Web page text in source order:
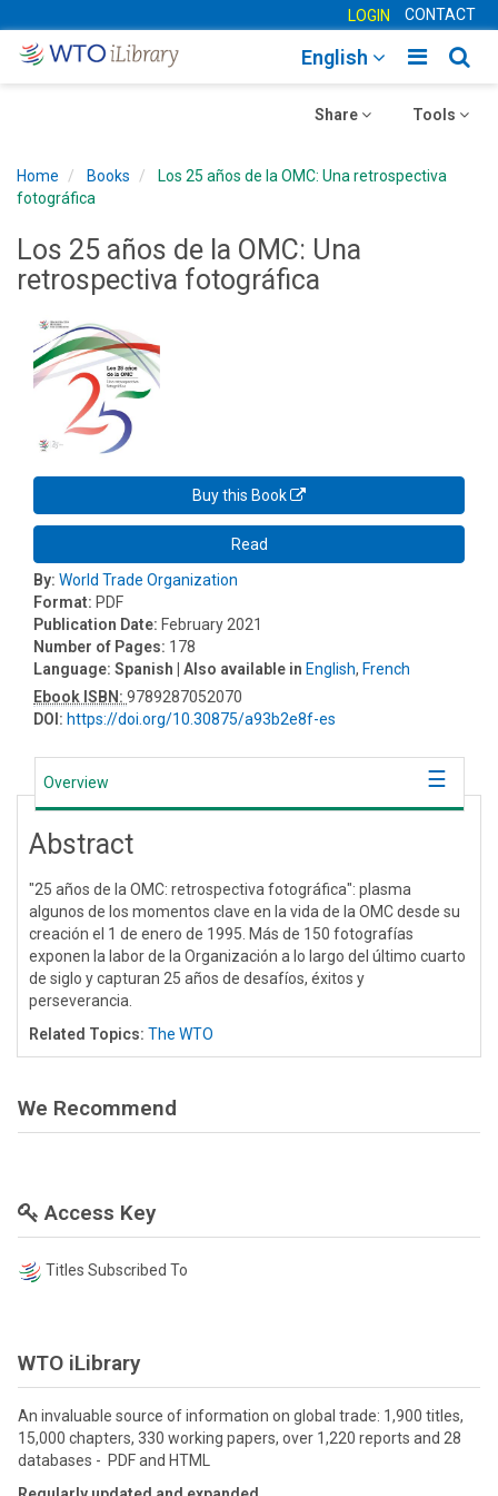
LOGIN CONTACT
Toggle
English
Toggle
Tools
Toggle
Share
Home Books
Los 25 años de la OMC: Una retrospectiva
fotográfica
Los 25 años de la OMC: Una
retrospectiva fotográfica
Buy this Book
Read
By: World Trade Organization
Format: PDF
Publication Date: February 2021
Number of Pages: 178
Language: Spanish | Also available in English, French
Ebook ISBN: 9789287052070
DOI: https://doi.org/10.30875/a93b2e8f-es
Overview
Abstract
"25 años de la OMC: retrospectiva fotográfica": plasma
algunos de los momentos clave en la vida de la OMC desde su
creación el 1 de enero de 1995. Más de 150 fotografías
exponen la labor de la Organización a lo largo del último cuarto
de siglo y capturan 25 años de desafíos, éxitos y
perseverancia.
Related Topics: The WTO
We Recommend
Access Key
Titles Subscribed To
WTO iLibrary
An invaluable source of information on global trade: 1,900 titles,
15,000 chapters, 330 working papers, over 1,220 reports and 28
databases - PDF and HTML